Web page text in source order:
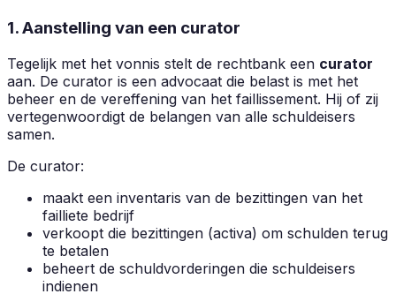
1. Aanstelling van een curator
Tegelijk met het vonnis stelt de rechtbank een curator
aan. De curator is een advocaat die belast is met het
beheer en de vereffening van het faillissement. Hij of zij
vertegenwoordigt de belangen van alle schuldeisers
samen.
De curator:
maakt een inventaris van de bezittingen van het
failliete bedrijf
verkoopt die bezittingen (activa) om schulden terug
te betalen
beheert de schuldvorderingen die schuldeisers
indienen